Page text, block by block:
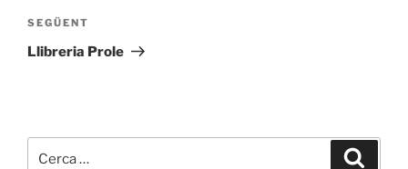
Entrada
següent
SEGÜENT
Llibreria Prole